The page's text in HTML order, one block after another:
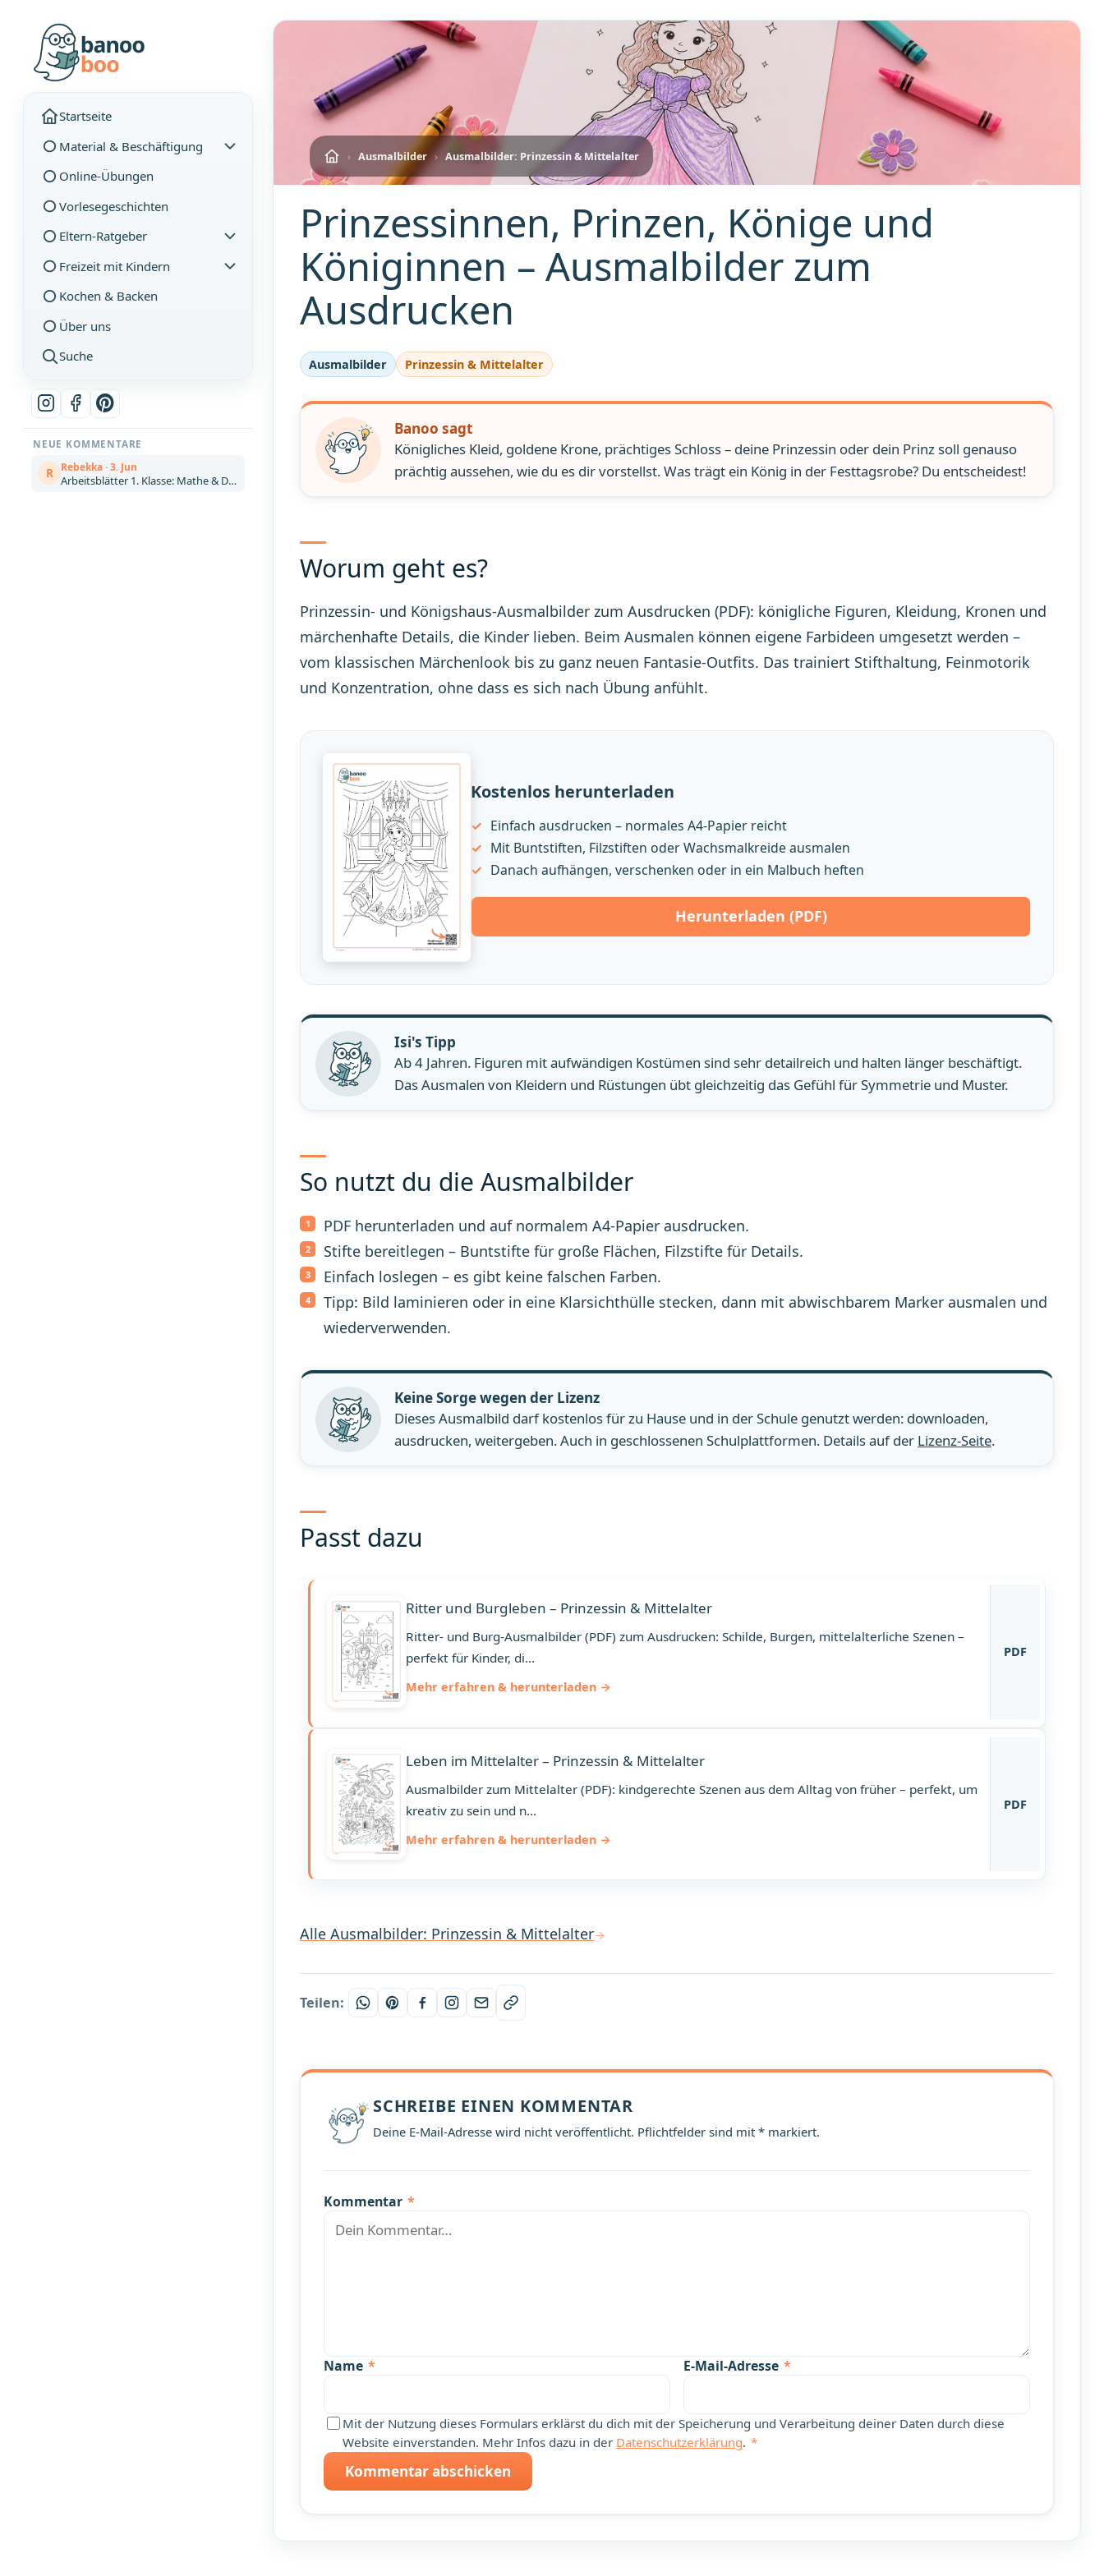
Startseite
Material & Beschäftigung
Online-Übungen
Vorlesegeschichten
Eltern-Ratgeber
Freizeit mit Kindern
Kochen & Backen
Über uns
Suche
NEUE KOMMENTARE
R Rebekka · 3. Jun
Arbeitsblätter 1. Klasse: Mathe & Deutsch kostenlos zum Ausdrucken (Artikel)
› Ausmalbilder › Ausmalbilder: Prinzessin & Mittelalter
Prinzessinnen, Prinzen, Könige und
Königinnen – Ausmalbilder zum
Ausdrucken
Ausmalbilder Prinzessin & Mittelalter
Banoo sagt
Königliches Kleid, goldene Krone, prächtiges Schloss – deine Prinzessin oder dein Prinz soll genauso
prächtig aussehen, wie du es dir vorstellst. Was trägt ein König in der Festtagsrobe? Du entscheidest!
Worum geht es?
Prinzessin- und Königshaus-Ausmalbilder zum Ausdrucken (PDF): königliche Figuren, Kleidung, Kronen und
märchenhafte Details, die Kinder lieben. Beim Ausmalen können eigene Farbideen umgesetzt werden –
vom klassischen Märchenlook bis zu ganz neuen Fantasie-Outfits. Das trainiert Stifthaltung, Feinmotorik
und Konzentration, ohne dass es sich nach Übung anfühlt.
Kostenlos herunterladen
Einfach ausdrucken – normales A4-Papier reicht
Mit Buntstiften, Filzstiften oder Wachsmalkreide ausmalen
Danach aufhängen, verschenken oder in ein Malbuch heften
Herunterladen (PDF)
Isi's Tipp
Ab 4 Jahren. Figuren mit aufwändigen Kostümen sind sehr detailreich und halten länger beschäftigt.
Das Ausmalen von Kleidern und Rüstungen übt gleichzeitig das Gefühl für Symmetrie und Muster.
So nutzt du die Ausmalbilder
PDF herunterladen und auf normalem A4-Papier ausdrucken.
Stifte bereitlegen – Buntstifte für große Flächen, Filzstifte für Details.
Einfach loslegen – es gibt keine falschen Farben.
Tipp: Bild laminieren oder in eine Klarsichthülle stecken, dann mit abwischbarem Marker ausmalen und
wiederverwenden.
Keine Sorge wegen der Lizenz
Dieses Ausmalbild darf kostenlos für zu Hause und in der Schule genutzt werden: downloaden,
ausdrucken, weitergeben. Auch in geschlossenen Schulplattformen. Details auf der Lizenz-Seite.
Passt dazu
Ritter und Burgleben – Prinzessin & Mittelalter
Ritter- und Burg-Ausmalbilder (PDF) zum Ausdrucken: Schilde, Burgen, mittelalterliche Szenen –
perfekt für Kinder, di...
Mehr erfahren & herunterladen
PDF
Leben im Mittelalter – Prinzessin & Mittelalter
Ausmalbilder zum Mittelalter (PDF): kindgerechte Szenen aus dem Alltag von früher – perfekt, um
kreativ zu sein und n...
Mehr erfahren & herunterladen
PDF
Alle Ausmalbilder: Prinzessin & Mittelalter
Teilen:
SCHREIBE EINEN KOMMENTAR
Deine E-Mail-Adresse wird nicht veröffentlicht. Pflichtfelder sind mit * markiert.
Kommentar *
Name * E-Mail-Adresse *
Mit der Nutzung dieses Formulars erklärst du dich mit der Speicherung und Verarbeitung deiner Daten durch diese
Website einverstanden. Mehr Infos dazu in der Datenschutzerklärung. *
Kommentar abschicken